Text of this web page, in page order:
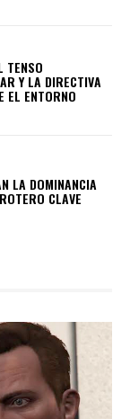
TENSO
Y LA DIRECTIVA
EL ENTORNO
LA DOMINANCIA
CLAVE